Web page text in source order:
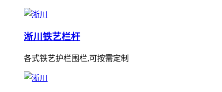
淅川铁艺栏杆
各式铁艺护栏围栏,可按需定制